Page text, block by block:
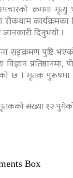
क्रममा
रोकथाम
जानकारी दिनुभयो ।
सङ्क्रमण पुष्टि
छ । मृतक पुरूषमा
संख्या १२
Box